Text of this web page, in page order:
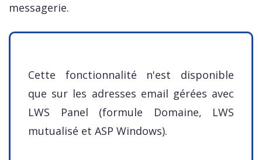
messagerie.
Cette fonctionnalité n'est disponible
que sur les adresses email gérées avec
LWS Panel (formule Domaine, LWS
mutualisé et ASP Windows).